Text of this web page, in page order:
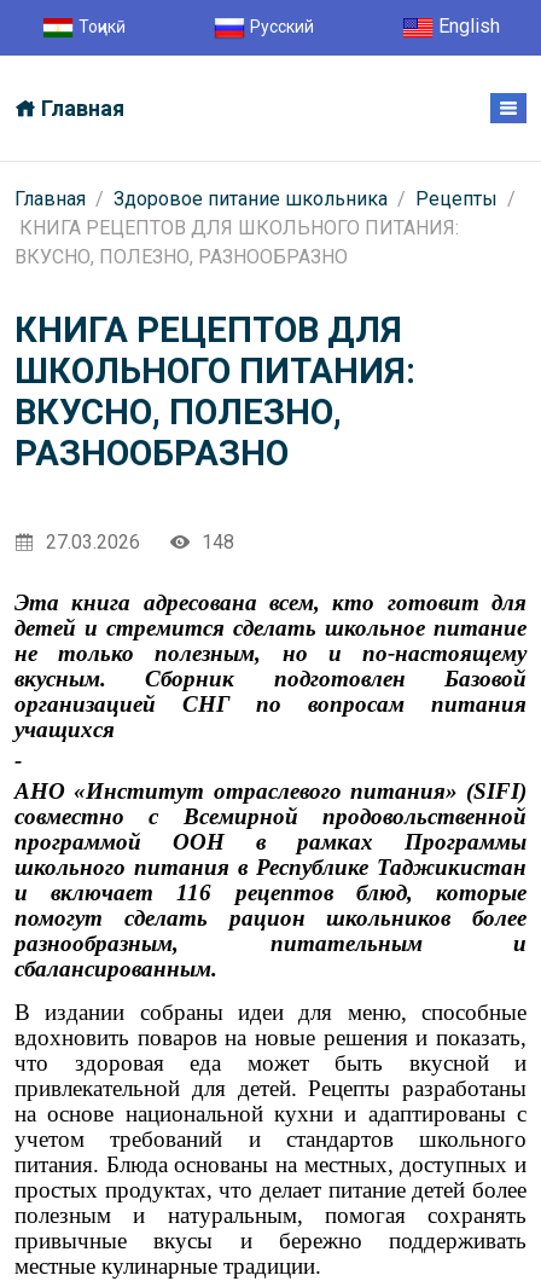
Тоҷикӣ Русский English
Главная
Главная / Здоровое питание школьника / Рецепты /
КНИГА РЕЦЕПТОВ ДЛЯ ШКОЛЬНОГО ПИТАНИЯ:
ВКУСНО, ПОЛЕЗНО, РАЗНООБРАЗНО
КНИГА РЕЦЕПТОВ ДЛЯ
ШКОЛЬНОГО ПИТАНИЯ:
ВКУСНО, ПОЛЕЗНО,
РАЗНООБРАЗНО
27.03.2026 148
Эта книга адресована всем, кто готовит для
детей и стремится сделать школьное питание
не только полезным, но и по-настоящему
вкусным. Сборник подготовлен Базовой
организацией СНГ по вопросам питания
учащихся
-
АНО «Институт отраслевого питания» (SIFI)
совместно с Всемирной продовольственной
программой ООН в рамках Программы
школьного питания в Республике Таджикистан
и включает 116 рецептов блюд, которые
помогут сделать рацион школьников более
разнообразным, питательным и
сбалансированным.
В издании собраны идеи для меню, способные
вдохновить поваров на новые решения и показать,
что здоровая еда может быть вкусной и
привлекательной для детей. Рецепты разработаны
на основе национальной кухни и адаптированы с
учетом требований и стандартов школьного
питания. Блюда основаны на местных, доступных и
простых продуктах, что делает питание детей более
полезным и натуральным, помогая сохранять
привычные вкусы и бережно поддерживать
местные кулинарные традиции.